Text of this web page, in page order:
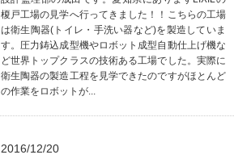
榎戸工場の見学へ行ってきました！！こちらの工場
は衛生陶器(トイレ・手洗い器など)を製造していま
す。圧力鋳込成型機やロボット成型自動仕上げ機な
ど世界トップクラスの技術ある工場でした。実際に
衛生陶器の製造工程を見学できたのですがほとんど
の作業をロボットが...
2016/12/20